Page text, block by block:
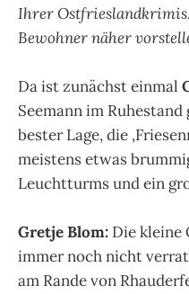
Ihrer
Bewohner näher
Da ist zunächst einmal
Seemann im
bester Lage, die
meistens etwas
Leuchtturms und ein
Gretje Blom: Die kleine
immer noch nicht
am Rande von